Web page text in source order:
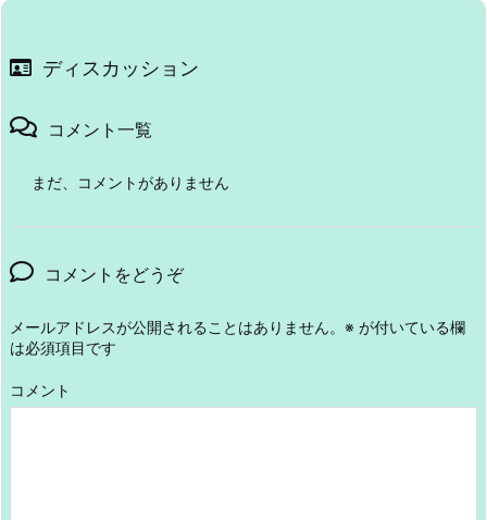
ディスカッション
コメント一覧
まだ、コメントがありません
コメントをどうぞ
メールアドレスが公開されることはありません。 ※ が付いている欄
は必須項目です
コメント